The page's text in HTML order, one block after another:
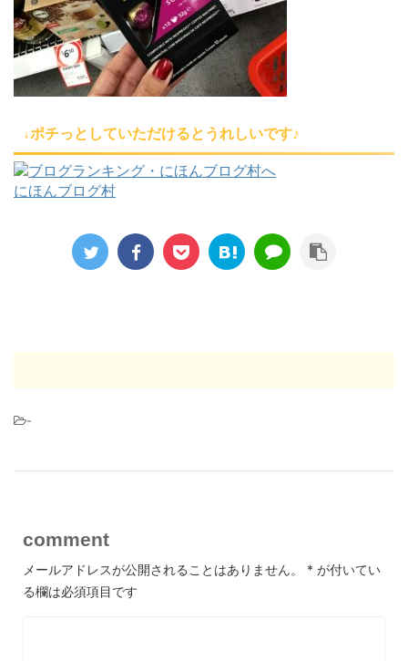
↓ポチっとしていただけるとうれしいです♪
にほんブログ村
-
comment
メールアドレスが公開されることはありません。 * が付いてい
る欄は必須項目です